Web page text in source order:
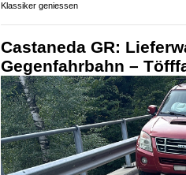
Klassiker geniessen
Castaneda GR:
Gegenfahrbahn –